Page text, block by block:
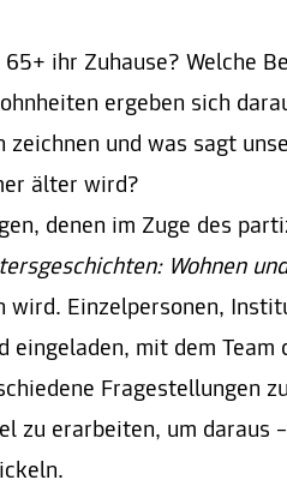
ihr Zuhause? Welche
ergeben sich
zeichnen und was sagt
älter wird?
denen im Zuge des
Wohnen
wird. Einzelpersonen,
mit dem Team
Fragestellungen
zu erarbeiten, um daraus